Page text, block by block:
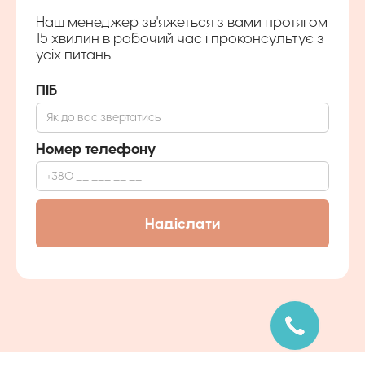
Наш менеджер зв'яжеться з вами протягом
15 хвилин в робочий час і проконсультує з
усіх питань.
ПІБ
Номер телефону